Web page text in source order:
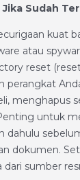
Sudah
kuat
atau
reset
perangkat
menghapus
untuk
dahulu
dokumen.
dari sumber